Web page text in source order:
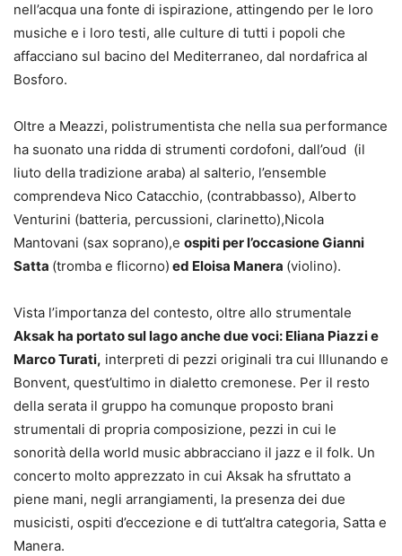
nell’acqua una fonte di ispirazione, attingendo per le loro
musiche e i loro testi, alle culture di tutti i popoli che
affacciano sul bacino del Mediterraneo, dal nordafrica al
Bosforo.
Oltre a Meazzi, polistrumentista che nella sua performance
ha suonato una ridda di strumenti cordofoni, dall’oud (il
liuto della tradizione araba) al salterio, l’ensemble
comprendeva Nico Catacchio, (contrabbasso), Alberto
Venturini (batteria, percussioni, clarinetto),Nicola
Mantovani (sax soprano),e ospiti per l’occasione Gianni
Satta (tromba e flicorno) ed Eloisa Manera (violino).
Vista l’importanza del contesto, oltre allo strumentale
Aksak ha portato sul lago anche due voci: Eliana Piazzi e
Marco Turati, interpreti di pezzi originali tra cui Illunando e
Bonvent, quest’ultimo in dialetto cremonese. Per il resto
della serata il gruppo ha comunque proposto brani
strumentali di propria composizione, pezzi in cui le
sonorità della world music abbracciano il jazz e il folk. Un
concerto molto apprezzato in cui Aksak ha sfruttato a
piene mani, negli arrangiamenti, la presenza dei due
musicisti, ospiti d’eccezione e di tutt’altra categoria, Satta e
Manera.